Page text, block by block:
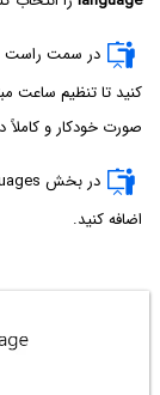
در سمت راست
کنید تا تنظیم ساعت
صورت خودکار و کاملاً
در بخش Languages روی
اضافه کنید.